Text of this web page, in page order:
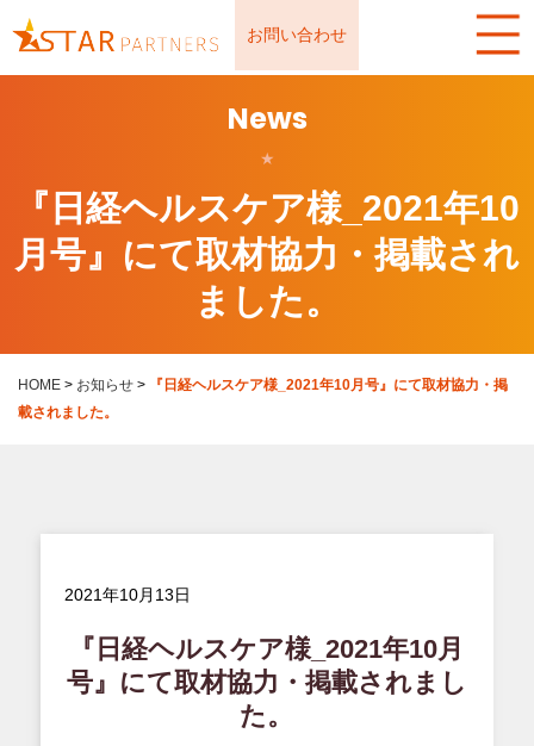
お問い合わせ
News
★
『日経ヘルスケア様_2021年10
月号』にて取材協力・掲載され
ました。
HOME > お知らせ >
『日経ヘルスケア様_2021年10月号』にて取材協力・掲
載されました。
2021年10月13日
『日経ヘルスケア様_2021年10月
号』にて取材協力・掲載されまし
た。